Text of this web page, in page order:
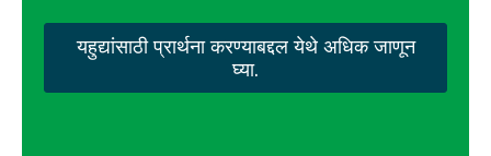
यहुद्यांसाठी प्रार्थना करण्याबद्दल येथे अधिक जाणून
घ्या.